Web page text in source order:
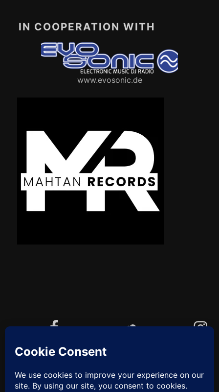
IN COOPERATION WITH
www.evosonic.de
YouTube
Cookie-Richtlinie (EU)
ZUM
ANFANG